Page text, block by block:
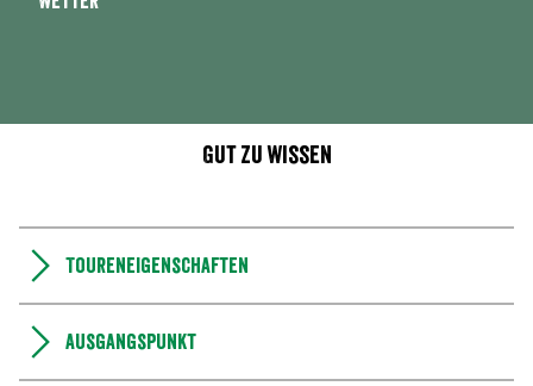
Gut zu wissen
Toureneigenschaften
Ausgangspunkt